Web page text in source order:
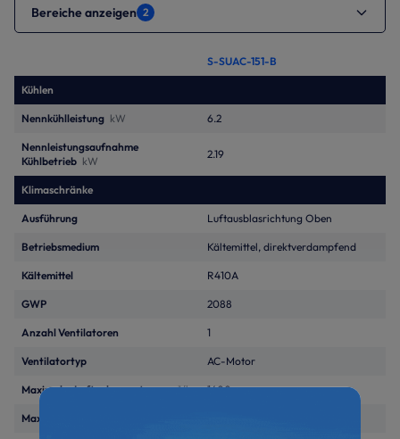
Bereiche anzeigen 2
S-SUAC-151-B
Kühlen
Nennkühlleistung kW 6.2
Nennleistungsaufnahme
Kühlbetrieb kW
2.19
Klimaschränke
Ausführung Luftausblasrichtung Oben
Betriebsmedium Kältemittel, direktverdampfend
Kältemittel R410A
GWP 2088
Anzahl Ventilatoren 1
Ventilatortyp AC-Motor
Maximaler Luftvolumenstrom m³/h 1600
Max. Schalldruckpegel